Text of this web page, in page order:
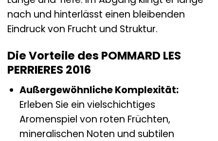
nach und hinterlässt einen bleibenden
Eindruck von Frucht und Struktur.
Die Vorteile des POMMARD LES
PERRIERES 2016
Außergewöhnliche Komplexität:
Erleben Sie ein vielschichtiges
Aromenspiel von roten Früchten,
mineralischen Noten und subtilen